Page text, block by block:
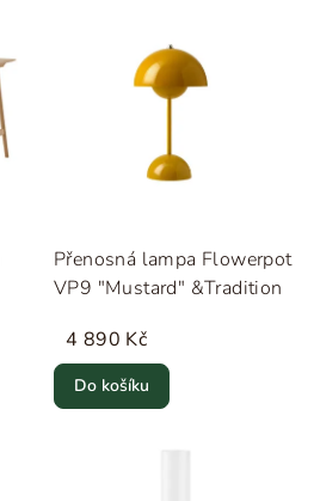
Přenosná lampa Flowerpot
VP9 "Mustard" &Tradition
4 890 Kč
Do košíku